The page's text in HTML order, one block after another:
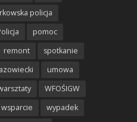
policja
pomoc
remont
spotkanie
umowa
WFOŚIGW
wsparcie
wypadek